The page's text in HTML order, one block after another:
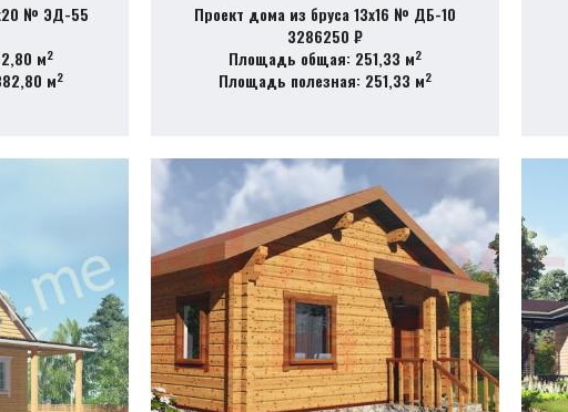
№ ЭД-55
м2
м2
Проект дома из бруса 13х16 № ДБ-10
3286250 ₽
Площадь общая: 251,33 м2
Площадь полезная: 251,33 м2